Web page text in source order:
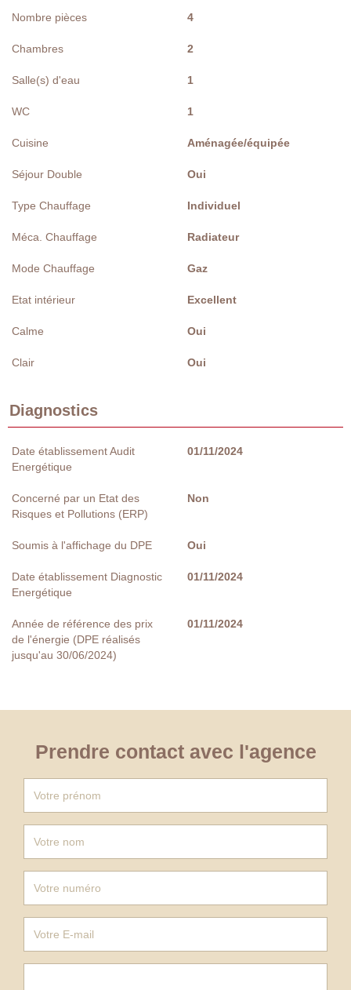
Nombre pièces 4
Chambres 2
Salle(s) d'eau 1
WC 1
Cuisine Aménagée/équipée
Séjour Double Oui
Type Chauffage Individuel
Méca. Chauffage Radiateur
Mode Chauffage Gaz
Etat intérieur Excellent
Calme Oui
Clair Oui
Diagnostics
Date établissement Audit
Energétique
01/11/2024
Concerné par un Etat des
Risques et Pollutions (ERP)
Non
Soumis à l'affichage du DPE Oui
Date établissement Diagnostic
Energétique
01/11/2024
Année de référence des prix
de l'énergie (DPE réalisés
jusqu'au 30/06/2024)
01/11/2024
Prendre contact avec l'agence